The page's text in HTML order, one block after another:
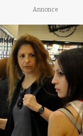
Annonce